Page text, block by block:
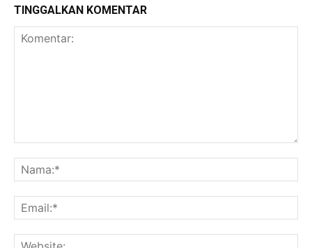
TINGGALKAN KOMENTAR